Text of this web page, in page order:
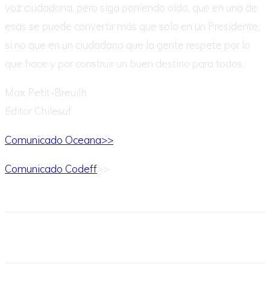
voz ciudadana, pero siga poniendo oído, que en una de
esas se puede convertir más que solo en un Presidente,
si no que en un ciudadano que la gente respete por lo
que hace y por construir un buen destino para todos.
Max Petit-Breuilh
Editor Chilesuf
Comunicado Oceana>>
Comunicado Codeff >>